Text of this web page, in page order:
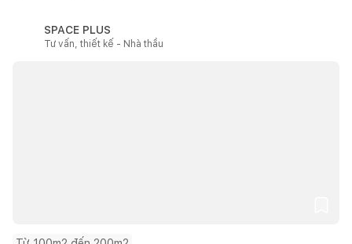
SPACE PLUS
Tư vấn, thiết kế - Nhà thầu